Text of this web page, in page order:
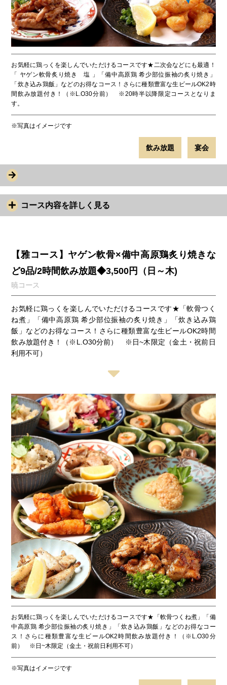
お気軽に鶏っくを楽しんでいただけるコースです★二次会などにも最適！
「 ヤゲン軟骨炙り焼き 塩 」「備中高原鶏 希少部位振袖の炙り焼き」
「炊き込み鶏飯」などのお得なコース！さらに種類豊富な生ビールOK2時
間飲み放題付き！（※L.O30分前） ※20時半以降限定コースとなりま
す。
※写真はイメージです
飲み放題 宴会
コース内容を詳しく見る
【雅コース】ヤゲン軟骨×備中高原鶏炙り焼きな
ど9品/2時間飲み放題◆3,500円（日～木)
暁コース
お気軽に鶏っくを楽しんでいただけるコースです★「軟骨つく
ね煮」「備中高原鶏 希少部位振袖の炙り焼き」「炊き込み鶏
飯」などのお得なコース！さらに種類豊富な生ビールOK2時間
飲み放題付き！（※L.O30分前） ※日~木限定（金土・祝前日
利用不可）
お気軽に鶏っくを楽しんでいただけるコースです★「軟骨つくね煮」「備
中高原鶏 希少部位振袖の炙り焼き」「炊き込み鶏飯」などのお得なコー
ス！さらに種類豊富な生ビールOK2時間飲み放題付き！（※L.O30分
前） ※日~木限定（金土・祝前日利用不可）
※写真はイメージです